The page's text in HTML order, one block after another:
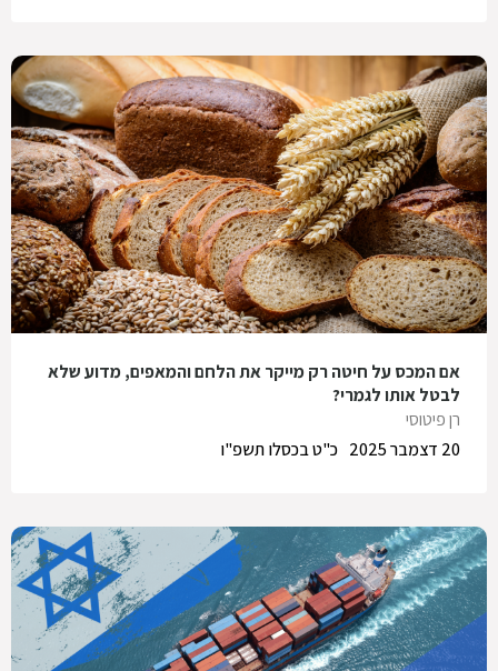
אם המכס על חיטה רק מייקר את הלחם והמאפים, מדוע שלא
לבטל אותו לגמרי?
רן פיטוסי
כ"ט בכסלו תשפ"ו
20 דצמבר 2025